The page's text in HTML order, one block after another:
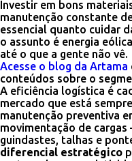
Investir em bons
manutenção constante
essencial quanto cuidar
o assunto é energia
até o que a gente não vê.
Acesse o blog da Artama
conteúdos sobre o
A eficiência logística é
mercado que está
manutenção preventiva
movimentação de
guindastes, talhas e
diferencial estratégico